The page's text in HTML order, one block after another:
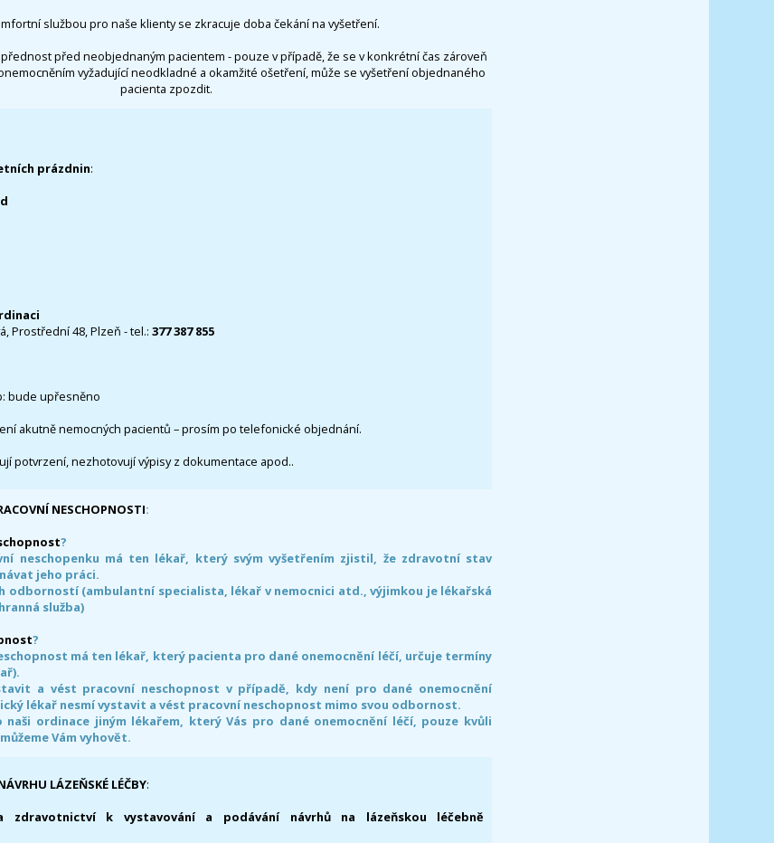
službou pro naše klienty se zkracuje doba čekání na vyšetření.
před neobjednaným pacientem - pouze v případě, že se v konkrétní čas zároveň
vyžadující neodkladné a okamžité ošetření, může se vyšetření objednaného
pacienta zpozdit.
prázdnin:
Prostřední 48, Plzeň - tel.: 377 387 855
bude upřesněno
akutně nemocných pacientů – prosím po telefonické objednání.
potvrzení, nezhotovují výpisy z dokumentace apod..
NESCHOPNOSTI:
?
neschopenku má ten lékař, který svým vyšetřením zjistil, že zdravotní stav
jeho práci.
odborností (ambulantní specialista, lékař v nemocnici atd., výjimkou je lékařská
služba)
?
má ten lékař, který pacienta pro dané onemocnění léčí, určuje termíny
a vést pracovní neschopnost v případě, kdy není pro dané onemocnění
lékař nesmí vystavit a vést pracovní neschopnost mimo svou odbornost.
ordinace jiným lékařem, který Vás pro dané onemocnění léčí, pouze kvůli
Vám vyhovět.
LÁZEŇSKÉ LÉČBY:
zdravotnictví k vystavování a podávání návrhů na lázeňskou léčebně